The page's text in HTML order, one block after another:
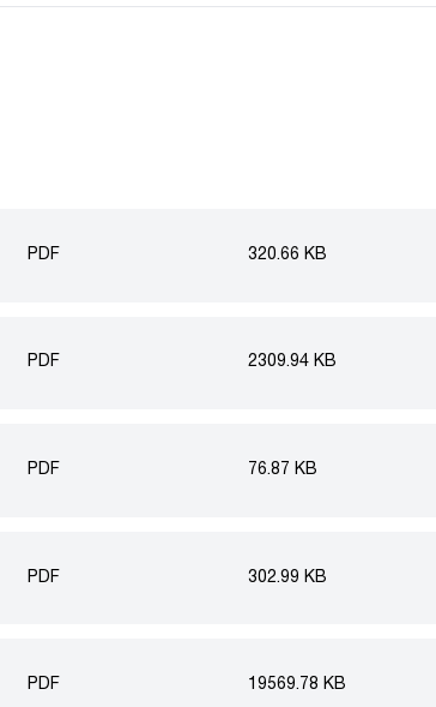
PDF 320.66 KB
PDF 2309.94 KB
PDF 76.87 KB
PDF 302.99 KB
PDF 19569.78 KB